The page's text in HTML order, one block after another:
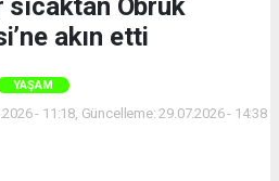
sıcaktan Obruk
akın etti
YAŞAM
- 11:18, Güncelleme: 29.07.2026 - 14:38